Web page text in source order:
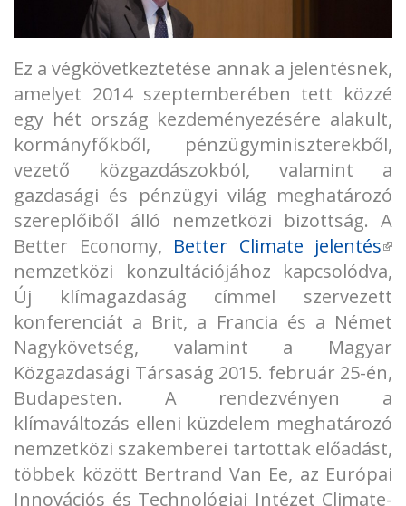
Ez a végkövetkeztetése annak a jelentésnek,
amelyet 2014 szeptemberében tett közzé
egy hét ország kezdeményezésére alakult,
kormányfőkből, pénzügyminiszterekből,
vezető közgazdászokból, valamint a
gazdasági és pénzügyi világ meghatározó
szereplőiből álló nemzetközi bizottság. A
Better Economy, Better Climate jelentés
nemzetközi konzultációjához kapcsolódva,
Új klímagazdaság címmel szervezett
konferenciát a Brit, a Francia és a Német
Nagykövetség, valamint a Magyar
Közgazdasági Társaság 2015. február 25-én,
Budapesten. A rendezvényen a
klímaváltozás elleni küzdelem meghatározó
nemzetközi szakemberei tartottak előadást,
többek között Bertrand Van Ee, az Európai
Innovációs és Technológiai Intézet Climate-